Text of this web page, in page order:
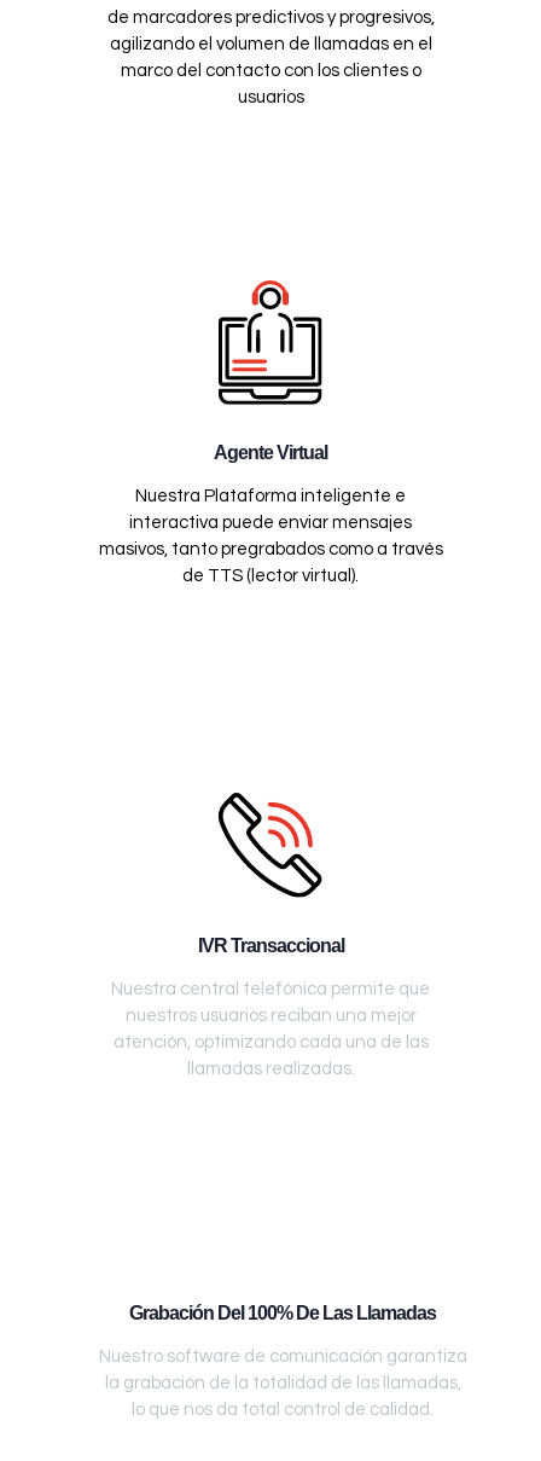
de marcadores predictivos y progresivos,
agilizando el volumen de llamadas en el
marco del contacto con los clientes o
usuarios
Agente Virtual
Nuestra Plataforma inteligente e
interactiva puede enviar mensajes
masivos, tanto pregrabados como a través
de TTS (lector virtual).
IVR Transaccional
Nuestra central telefónica permite que
nuestros usuarios reciban una mejor
atención, optimizando cada una de las
llamadas realizadas.
Grabación Del 100% De Las Llamadas
Nuestro software de comunicación garantiza
la grabación de la totalidad de las llamadas,
lo que nos da total control de calidad.